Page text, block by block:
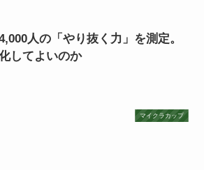
人の「やり抜く力」を測定。
してよいのか
マイクラカップ